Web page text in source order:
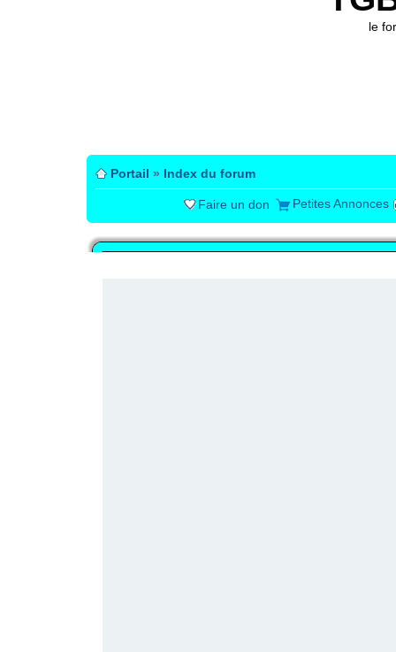
le
Portail » Index du forum
Faire un don Petites Annonces